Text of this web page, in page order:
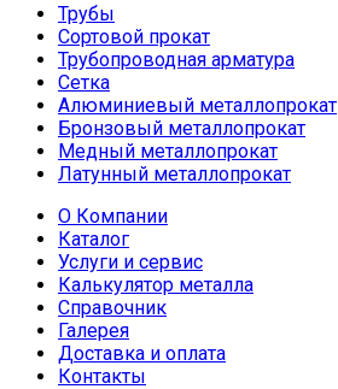
Трубы
Сортовой прокат
Трубопроводная арматура
Сетка
Алюминиевый металлопрокат
Бронзовый металлопрокат
Медный металлопрокат
Латунный металлопрокат
О Компании
Каталог
Услуги и сервис
Калькулятор металла
Справочник
Галерея
Доставка и оплата
Контакты